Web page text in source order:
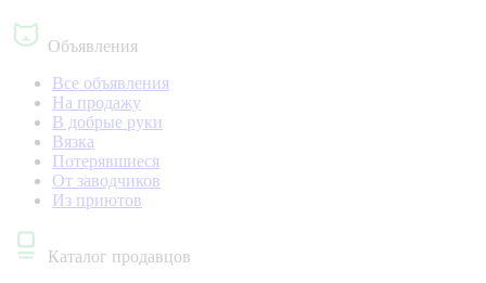
Объявления
Все объявления
На продажу
В добрые руки
Вязка
Потерявшиеся
От заводчиков
Из приютов
Каталог продавцов